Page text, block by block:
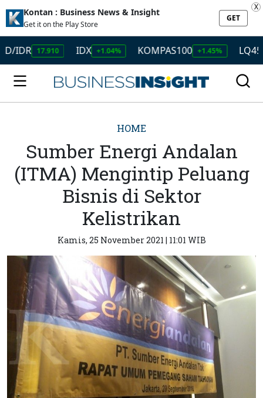
Kontan : Business News & Insight
Get it on the Play Store
GET
X
17.910 IDX +1.04% KOMPAS100 +1.45% LQ45
HOME
Sumber Energi Andalan
(ITMA) Mengintip Peluang
Bisnis di Sektor
Kelistrikan
Kamis, 25 November 2021 | 11:01 WIB